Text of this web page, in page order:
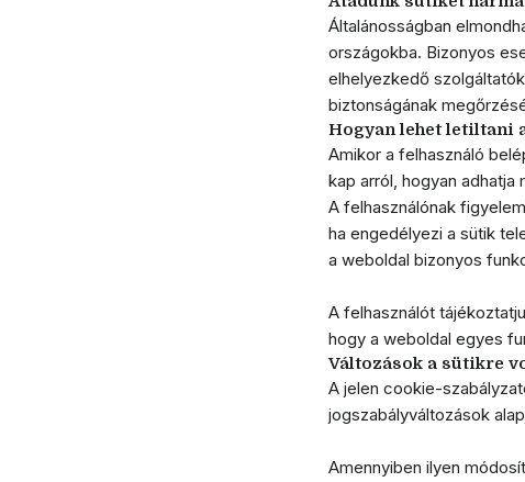
Általánosságban
országokba. Bizonyos
elhelyezkedő
biztonságának
Hogyan lehet letiltani
Amikor a felhasználó
kap arról, hogyan adhatja
A felhasználónak
ha engedélyezi a sütik
a weboldal bizonyos
A felhasználót
hogy a weboldal egyes
Változások a sütikre
A jelen cookie-
jogszabályváltozások
Amennyiben ilyen